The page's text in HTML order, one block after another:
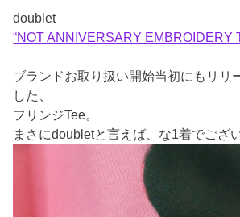
doublet
“NOT ANNIVERSARY EMBROIDERY
ブランドお取り扱い開始当初にもリリ
した、
フリンジTee。
まさにdoubletと言えば、な1着でござ